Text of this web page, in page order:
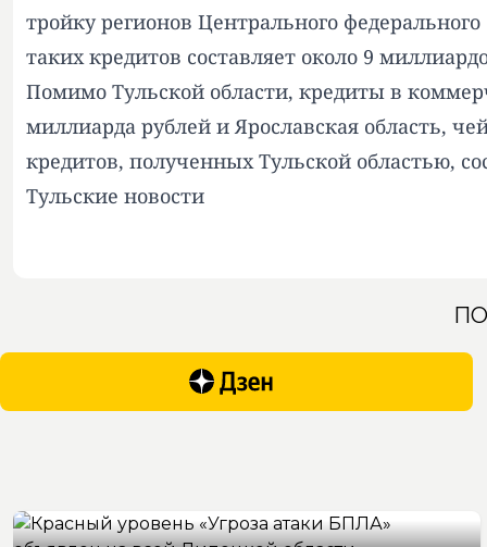
тройку регионов Центрального
таких кредитов составляет около 9
Помимо Тульской области, кредиты в
миллиарда рублей и Ярославская область,
кредитов, полученных Тульской областью,
Тульские новости